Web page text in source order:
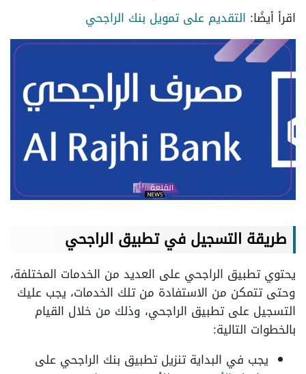
اقرأ أيضًا: التقديم على تمويل بنك الراجحي
طريقة التسجيل في تطبيق الراجحي
يحتوي تطبيق الراجحي على العديد من الخدمات المختلفة،
وحتى تتمكن من الاستفادة من تلك الخدمات، يجب عليك
التسجيل على تطبيق الراجحي، وذلك من خلال القيام
بالخطوات التالية:
يجب في البداية تنزيل تطبيق بنك الراجحي على